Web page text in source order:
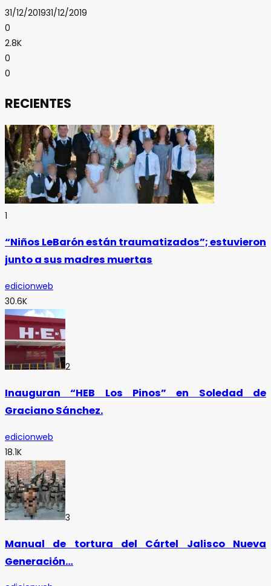
31/12/201931/12/2019
0
2.8K
0
0
RECIENTES
1
“Niños LeBarón están traumatizados”; estuvieron
junto a sus madres muertas
edicionweb
30.6K
2
Inauguran “HEB Los Pinos” en Soledad de
Graciano Sánchez.
edicionweb
18.1K
3
Manual de tortura del Cártel Jalisco Nueva
Generación…